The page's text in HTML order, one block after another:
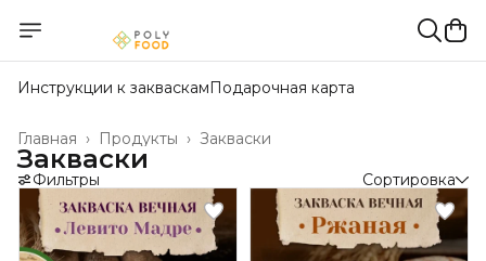
Инструкции к закваскамПодарочная карта
Закваски
Продукты ›
Главная ›
Закваски
Фильтры Сортировка